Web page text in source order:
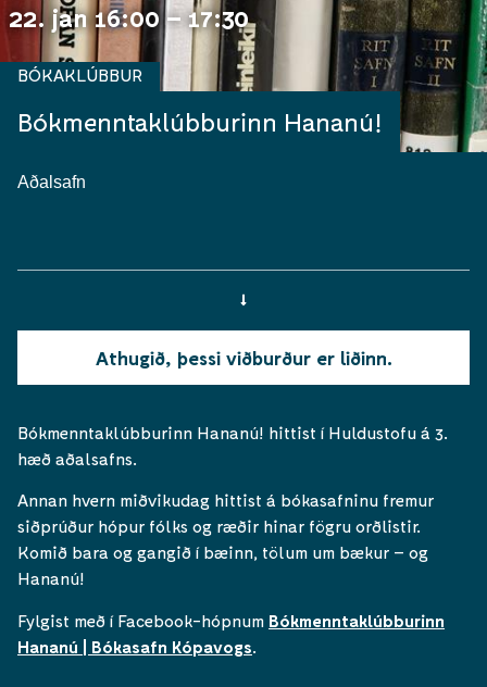
22. jan 16:00 – 17:30
Bókmenntaklúbburinn Hananú!
BÓKAKLÚBBUR
Aðalsafn
Athugið, þessi viðburður er liðinn.
Bókmenntaklúbburinn Hananú! hittist í Huldustofu á 3.
hæð aðalsafns.
Annan hvern miðvikudag hittist á bókasafninu fremur
siðprúður hópur fólks og ræðir hinar fögru orðlistir.
Komið bara og gangið í bæinn, tölum um bækur – og
Hananú!
Fylgist með í Facebook-hópnum Bókmenntaklúbburinn
Hananú | Bókasafn Kópavogs